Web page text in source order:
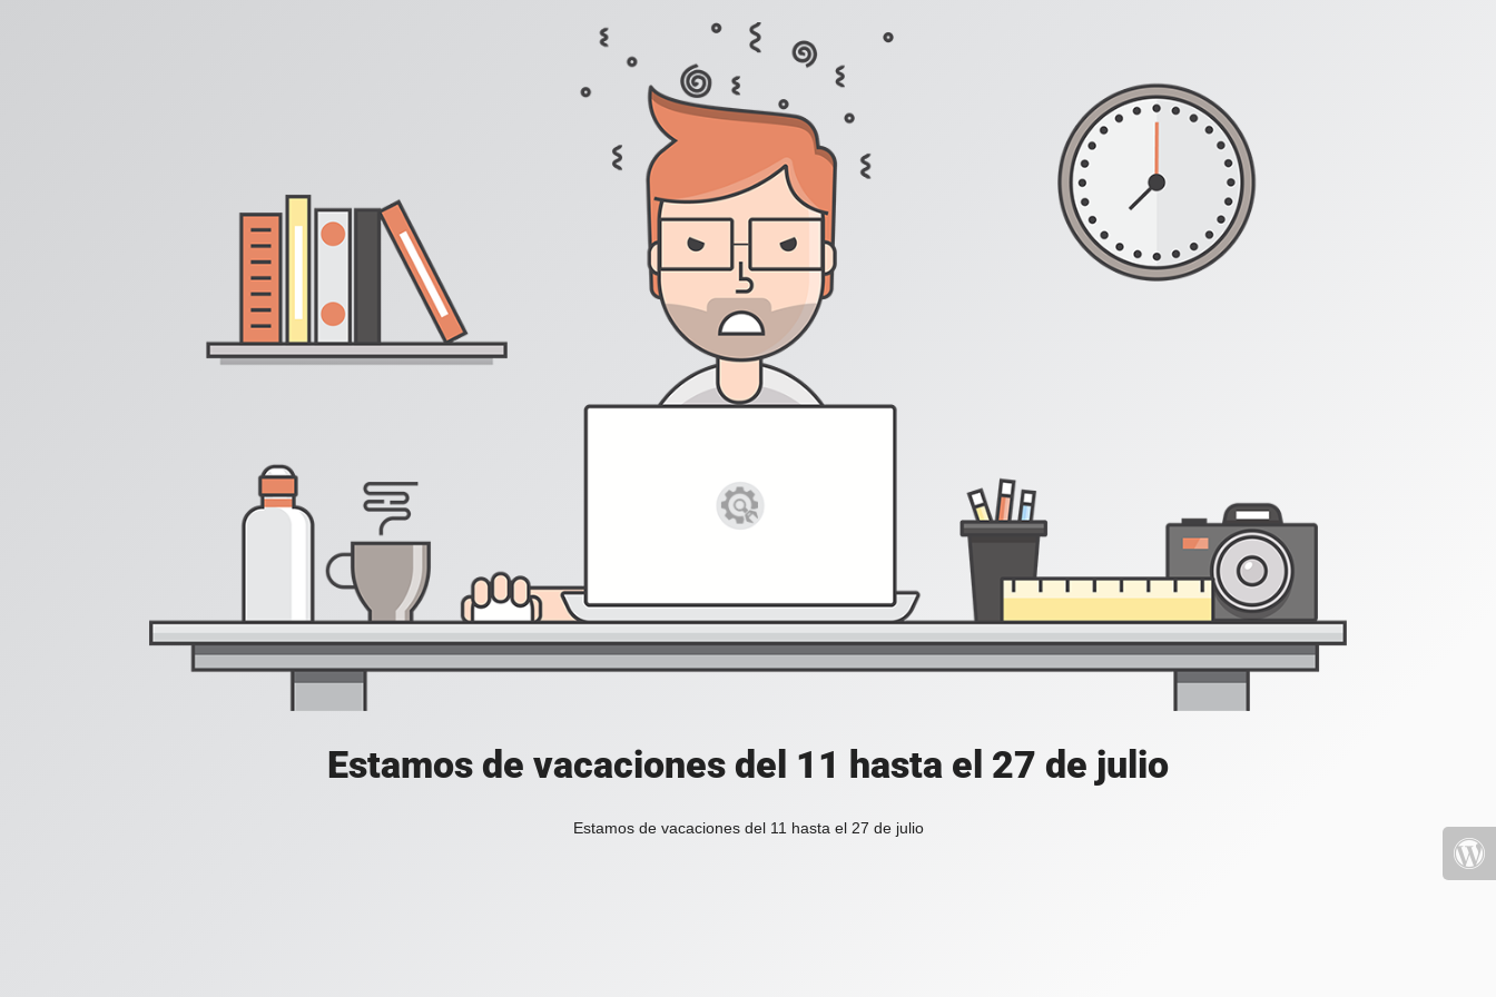
Estamos de vacaciones del 11 hasta el 27 de julio
Estamos de vacaciones del 11 hasta el 27 de julio